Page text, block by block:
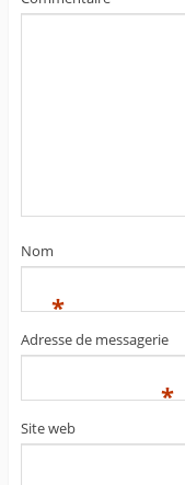
Nom
*
Adresse de messagerie
*
Site web